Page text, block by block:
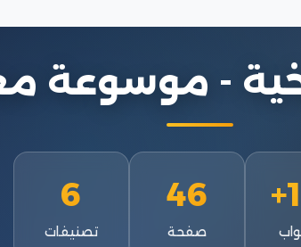
- موسوعة
46
صفحة
6
تصنيفات